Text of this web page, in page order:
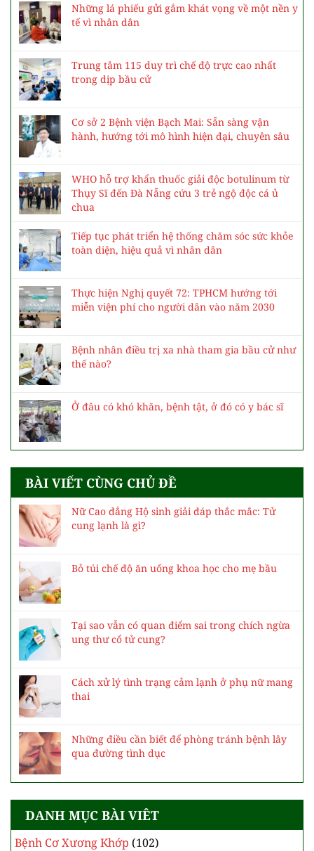
Những lá phiếu gửi gắm khát vọng về một nền y
tế vì nhân dân
Trung tâm 115 duy trì chế độ trực cao nhất
trong dịp bầu cử
Cơ sở 2 Bệnh viện Bạch Mai: Sẵn sàng vận
hành, hướng tới mô hình hiện đại, chuyên sâu
WHO hỗ trợ khẩn thuốc giải độc botulinum từ
Thụy Sĩ đến Đà Nẵng cứu 3 trẻ ngộ độc cá ủ
chua
Tiếp tục phát triển hệ thống chăm sóc sức khỏe
toàn diện, hiệu quả vì nhân dân
Thực hiện Nghị quyết 72: TPHCM hướng tới
miễn viện phí cho người dân vào năm 2030
Bệnh nhân điều trị xa nhà tham gia bầu cử như
thế nào?
Ở đâu có khó khăn, bệnh tật, ở đó có y bác sĩ
BÀI VIẾT CÙNG CHỦ ĐỀ
Nữ Cao đẳng Hộ sinh giải đáp thắc mắc: Tử
cung lạnh là gì?
Bỏ túi chế độ ăn uống khoa học cho mẹ bầu
Tại sao vẫn có quan điểm sai trong chích ngừa
ung thư cổ tử cung?
Cách xử lý tình trạng cảm lạnh ở phụ nữ mang
thai
Những điều cần biết để phòng tránh bệnh lây
qua đường tình dục
DANH MỤC BÀI VIÊT
Bệnh Cơ Xương Khớp (102)